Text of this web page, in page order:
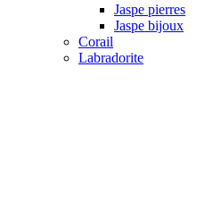
Jaspe pierres
Jaspe bijoux
Corail
Labradorite